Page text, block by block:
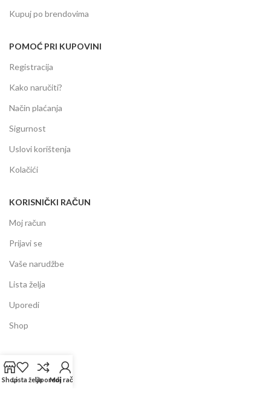
Kupuj po brendovima
POMOĆ PRI KUPOVINI
Registracija
Kako naručiti?
Način plaćanja
Sigurnost
Uslovi korištenja
Kolačići
KORISNIČKI RAČUN
Moj račun
Prijavi se
Vaše narudžbe
Lista želja
Uporedi
Shop
Prodajni centar
ShopLista željaUporediMoj račun